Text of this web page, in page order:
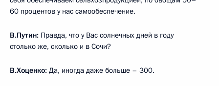
60 процентов у нас самообеспечение.
В.Путин: Правда, что у Вас солнечных дней в году
столько же, сколько и в Сочи?
В.Хоценко: Да, иногда даже больше – 300.